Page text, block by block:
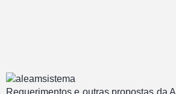
Requerimentos e outras propostas da